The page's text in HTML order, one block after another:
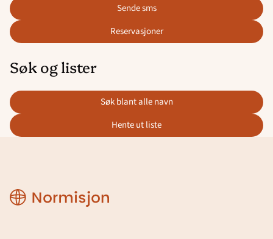
sende sms
reservasjoner
Søk og lister
søk blant alle navn
hente ut liste
CRM
manual